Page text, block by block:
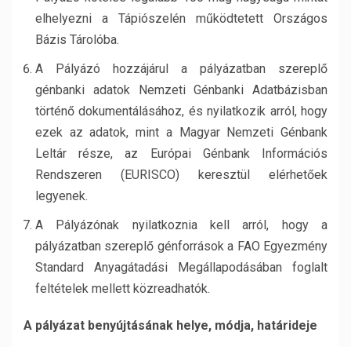
elhelyezni a Tápiószelén működtetett Országos
Bázis Tárolóba.
A Pályázó hozzájárul a pályázatban szereplő
génbanki adatok Nemzeti Génbanki Adatbázisban
történő dokumentálásához, és nyilatkozik arról, hogy
ezek az adatok, mint a Magyar Nemzeti Génbank
Leltár része, az Európai Génbank Információs
Rendszeren (EURISCO) keresztül elérhetőek
legyenek.
A Pályázónak nyilatkoznia kell arról, hogy a
pályázatban szereplő génforrások a FAO Egyezmény
Standard Anyagátadási Megállapodásában foglalt
feltételek mellett közreadhatók.
A pályázat benyújtásának helye, módja, határideje